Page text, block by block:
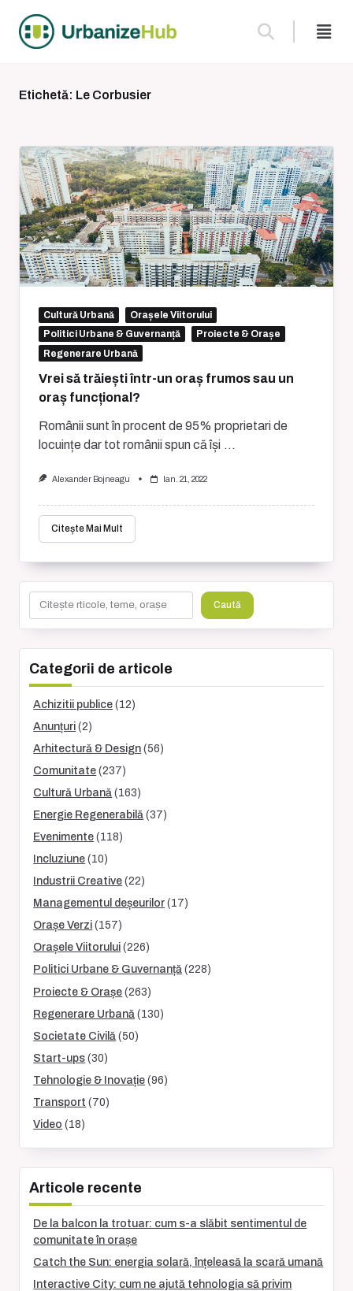
content
Etichetă: Le Corbusier
Cultură Urbană
Orașele Viitorului
Politici Urbane & Guvernanță
Proiecte & Orașe
Regenerare Urbană
Vrei să trăiești într-un oraș frumos sau un
oraș funcțional?
Românii sunt în procent de 95% proprietari de
locuințe dar tot românii spun că își ...
Alexander Bojneagu Ian. 21, 2022
Citește Mai Mult
Caută
Categorii de articole
Achizitii publice (12)
Anunțuri (2)
Arhitectură & Design (56)
Comunitate (237)
Cultură Urbană (163)
Energie Regenerabilă (37)
Evenimente (118)
Incluziune (10)
Industrii Creative (22)
Managementul deșeurilor (17)
Orașe Verzi (157)
Orașele Viitorului (226)
Politici Urbane & Guvernanță (228)
Proiecte & Orașe (263)
Regenerare Urbană (130)
Societate Civilă (50)
Start-ups (30)
Tehnologie & Inovație (96)
Transport (70)
Video (18)
Articole recente
De la balcon la trotuar: cum s-a slăbit sentimentul de
comunitate în orașe
Catch the Sun: energia solară, înțeleasă la scară umană
Interactive City: cum ne ajută tehnologia să privim